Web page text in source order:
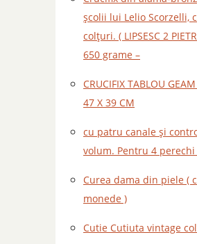
școlii lui Lelio Scorzelli,
colțuri. ( LIPSESC 2
650 grame –
CRUCIFIX TABLOU
47 X 39 CM
cu patru canale și
volum. Pentru 4
Curea dama din piele (
monede )
Cutie Cutiuta vintage